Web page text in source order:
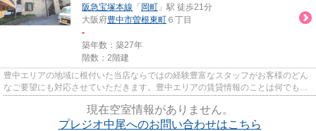
阪急宝塚本線 「 岡町 」駅 徒歩21分
大阪府豊中市曽根東町 ６丁目
-
築年数：築27年
階数：2階建
豊中エリアの地域に根付いた当店ならではの経験豊富なスタッフがお客様のどん
なご要望にも対応させていただきます。豊中エリアの賃貸情報のことは何でもお
現在空室情報がありません。
プレジオ中尾へのお問い合わせはこちら